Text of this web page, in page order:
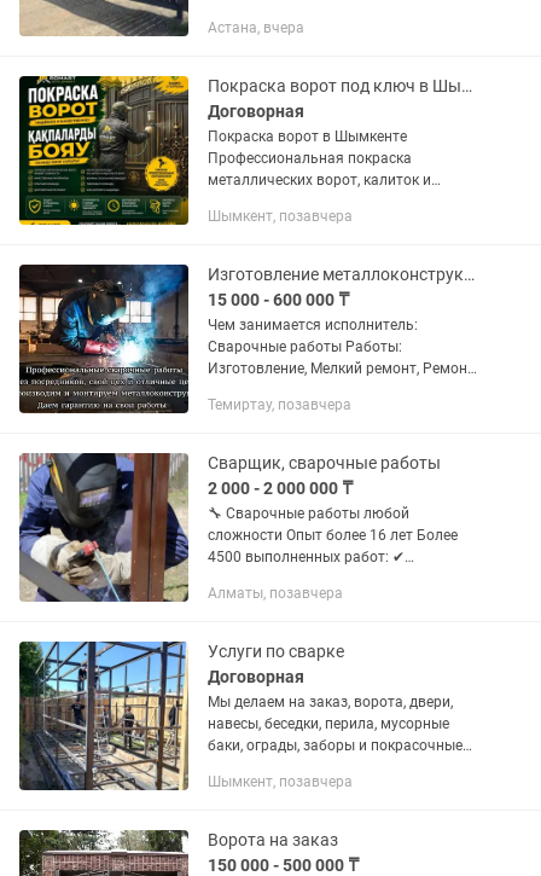
Астана, вчера
Покраска ворот под ключ в Шымкенте
Договорная
Покраска ворот в Шымкенте
Профессиональная покраска
металлических ворот, калиток и
внешний вид и надежно защищаем
Выполняем...
Шымкент, позавчера
Изготовление металлоконструкций свое производство
15 000 - 600 000 ₸
Чем занимается исполнитель:
Сварочные работы Работы:
Изготовление, Мелкий ремонт, Ремонт
замена элементов, Аварийные работы
Темиртау, позавчера
Сварщик, сварочные работы
2 000 - 2 000 000 ₸
🔧 Сварочные работы любой
сложности Опыт более 16 лет Более
4500 выполненных работ: ✔
заборы, каркасы ✔ Ремонт и
заказу Качество...
Алматы, позавчера
Услуги по сварке
Договорная
Мы делаем на заказ, ворота, двери,
навесы, беседки, перила, мусорные
баки, ограды, заборы и покрасочные
Шымкент, позавчера
Ворота на заказ
150 000 - 500 000 ₸